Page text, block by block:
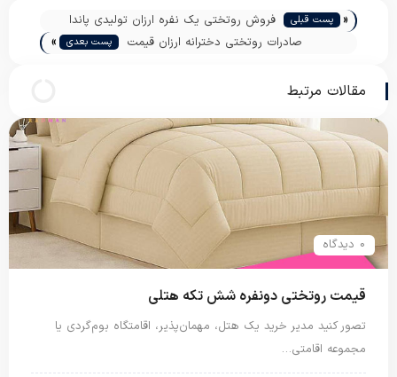
« پست قبلی
فروش روتختی یک نفره ارزان تولیدی پاندا
صادرات روتختی دخترانه ارزان قیمت
پست بعدی »
مقالات مرتبط
0 دیدگاه
قیمت روتختی دونفره شش تکه هتلی
تصور کنید مدیر خرید یک هتل، مهمان‌پذیر، اقامتگاه بوم‌گردی یا
مجموعه اقامتی…